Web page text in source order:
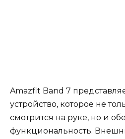
Amazfit Band 7
устройство, которое не
смотрится на руке, но и
функциональность.